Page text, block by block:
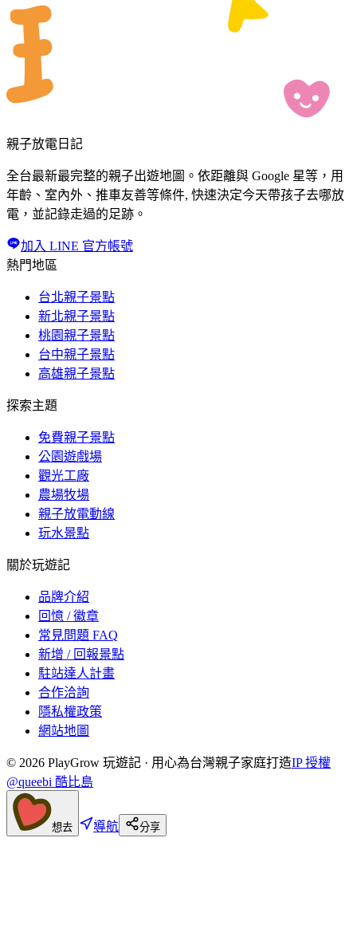
親子放電日記
全台最新最完整的親子出遊地圖。依距離與 Google 星等，用
年齡、室內外、推車友善等條件, 快速決定今天帶孩子去哪放
電，並記錄走過的足跡。
加入 LINE 官方帳號
熱門地區
台北親子景點
新北親子景點
桃園親子景點
台中親子景點
高雄親子景點
探索主題
免費親子景點
公園遊戲場
觀光工廠
農場牧場
親子放電動線
玩水景點
關於玩遊記
品牌介紹
回憶 / 徽章
常見問題 FAQ
新增 / 回報景點
駐站達人計畫
合作洽詢
隱私權政策
網站地圖
© 2026 PlayGrow 玩遊記 · 用心為台灣親子家庭打造IP 授權
@queebi 酷比島
想去 導航 分享